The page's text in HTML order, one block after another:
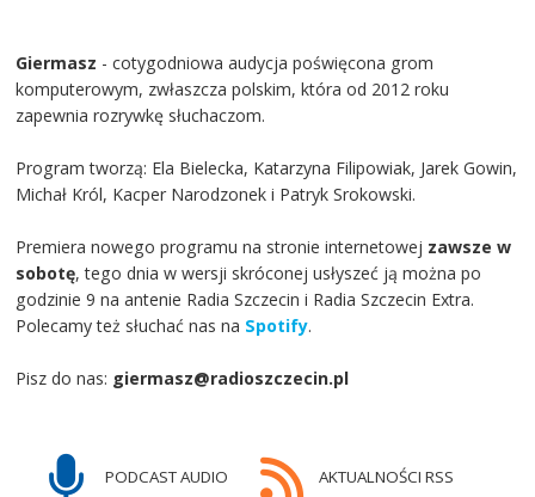
Giermasz - cotygodniowa audycja poświęcona grom
komputerowym, zwłaszcza polskim, która od 2012 roku
zapewnia rozrywkę słuchaczom.
Program tworzą: Ela Bielecka, Katarzyna Filipowiak, Jarek Gowin,
Michał Król, Kacper Narodzonek i Patryk Srokowski.
Premiera nowego programu na stronie internetowej zawsze w
sobotę, tego dnia w wersji skróconej usłyszeć ją można po
godzinie 9 na antenie Radia Szczecin i Radia Szczecin Extra.
Polecamy też słuchać nas na Spotify.
Pisz do nas: giermasz@radioszczecin.pl
PODCAST AUDIO AKTUALNOŚCI RSS